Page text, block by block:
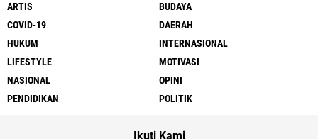
ARTIS
BUDAYA
COVID-19
DAERAH
HUKUM
INTERNASIONAL
LIFESTYLE
MOTIVASI
NASIONAL
OPINI
PENDIDIKAN
POLITIK
Ikuti Kami